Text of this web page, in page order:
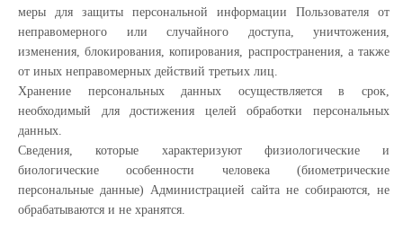
меры для защиты персональной информации Пользователя от
неправомерного или случайного доступа, уничтожения,
изменения, блокирования, копирования, распространения, а также
от иных неправомерных действий третьих лиц.
Хранение персональных данных осуществляется в срок,
необходимый для достижения целей обработки персональных
данных.
Сведения, которые характеризуют физиологические и
биологические особенности человека (биометрические
персональные данные) Администрацией сайта не собираются, не
обрабатываются и не хранятся.